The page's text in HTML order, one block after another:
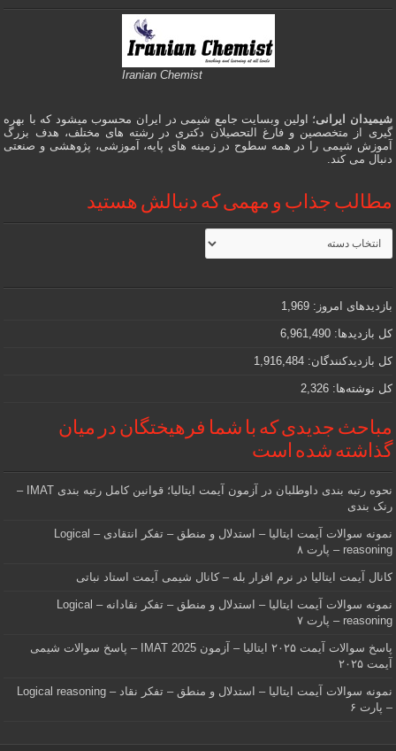
Iranian Chemist
شیمیدان ایرانی؛ اولین وبسایت جامع شیمی در ایران محسوب میشود که با بهره
گیری از متخصصین و فارغ التحصیلان دکتری در رشته های مختلف، هدف بزرگ
آموزش شیمی را در همه سطوح در زمینه های پایه، آموزشی، پژوهشی و صنعتی
دنبال می کند.
مطالب جذاب و مهمی که دنبالش هستید
مطالب
جذاب
و
که
دنبالش
هستید
بازدیدهای امروز:1,969
کل بازدیدها:6,961,490
کل بازدیدکنند‌گان:1,916,484
کل نوشته‌ها:2,326
مباحث جدیدی که با شما فرهیختگان در میان
گذاشته شده است
نحوه رتبه بندی داوطلبان در آزمون آیمت ایتالیا؛ قوانین کامل رتبه بندی IMAT –
رنک بندی
نمونه سوالات آیمت ایتالیا – استدلال و منطق – تفکر انتقادی – Logical
reasoning – پارت ۸
کانال آیمت ایتالیا در نرم افزار بله – کانال شیمی آیمت استاد نباتی
نمونه سوالات آیمت ایتالیا – استدلال و منطق – تفکر نقادانه – Logical
reasoning – پارت ۷
پاسخ سوالات آیمت ۲۰۲۵ ایتالیا – آزمون IMAT 2025 – پاسخ سوالات شیمی
آیمت ۲۰۲۵
نمونه سوالات آیمت ایتالیا – استدلال و منطق – تفکر نقاد – Logical reasoning
– پارت ۶